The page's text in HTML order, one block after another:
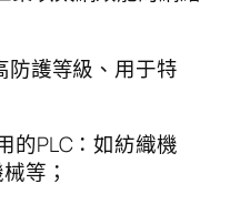
防護等級、用于特
的PLC：如紡織機
等；